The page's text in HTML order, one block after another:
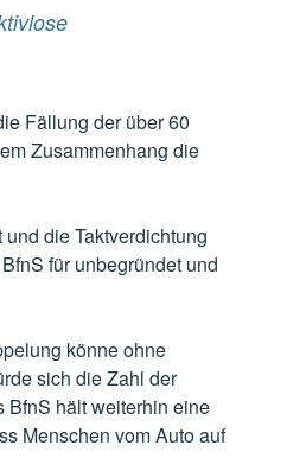
Fällung der über 60
Zusammenhang die
die Taktverdichtung
für unbegründet und
könne ohne
sich die Zahl der
BfnS hält weiterhin eine
Menschen vom Auto auf